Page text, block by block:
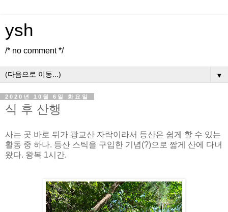
ysh
/* no comment */
▼
2020년 10월 6일 화요일
식 후 산행
사는 곳 바로 뒤가 광교산 자락이라서 등산은 쉽게 할 수 있는
활동 중 하나. 등산 스틱을 구입한 기념(?)으로 짧게 산에 다녀
왔다. 왕복 1시간.